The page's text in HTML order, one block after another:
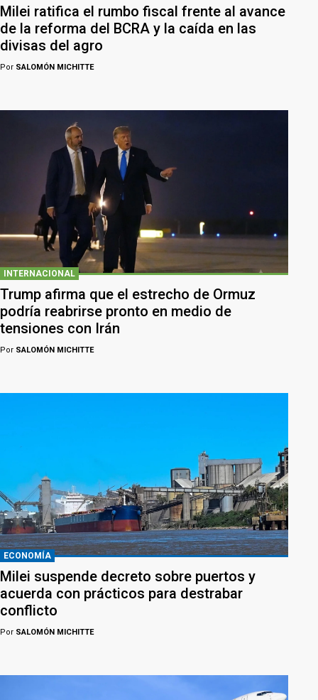
Milei ratifica el rumbo fiscal frente al avance
de la reforma del BCRA y la caída en las
divisas del agro
Por SALOMÓN MICHITTE
INTERNACIONAL
Trump afirma que el estrecho de Ormuz
podría reabrirse pronto en medio de
tensiones con Irán
Por SALOMÓN MICHITTE
ECONOMÍA
Milei suspende decreto sobre puertos y
acuerda con prácticos para destrabar
conflicto
Por SALOMÓN MICHITTE